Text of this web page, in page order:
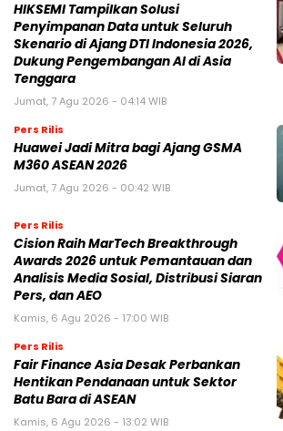
HIKSEMI Tampilkan Solusi
Penyimpanan Data untuk Seluruh
Skenario di Ajang DTI Indonesia 2026,
Dukung Pengembangan AI di Asia
Tenggara
Jumat, 7 Agu 2026 - 04:14 WIB
Pers Rilis
Huawei Jadi Mitra bagi Ajang GSMA
M360 ASEAN 2026
Jumat, 7 Agu 2026 - 00:42 WIB
Pers Rilis
Cision Raih MarTech Breakthrough
Awards 2026 untuk Pemantauan dan
Analisis Media Sosial, Distribusi Siaran
Pers, dan AEO
Kamis, 6 Agu 2026 - 17:00 WIB
Pers Rilis
Fair Finance Asia Desak Perbankan
Hentikan Pendanaan untuk Sektor
Batu Bara di ASEAN
Kamis, 6 Agu 2026 - 13:02 WIB